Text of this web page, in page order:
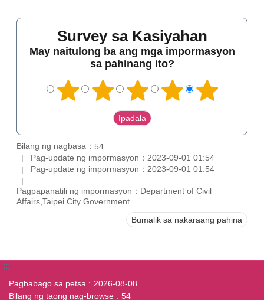
Survey sa Kasiyahan
May naitulong ba ang mga impormasyon
sa pahinang ito?
Bilang ng nagbasa： 54
Pag-update ng impormasyon：2023-09-01 01:54
Pag-update ng impormasyon：2023-09-01 01:54
Pagpapanatili ng impormasyon：Department of Civil
Affairs,Taipei City Government
Bumalik sa nakaraang pahina
:::
Pagbabago sa petsa
2026-08-08
Bilang ng taong nag-browse
54